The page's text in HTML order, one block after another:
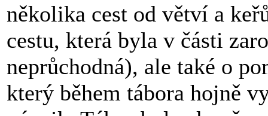
několika cest od větví a
cestu, která byla v části
neprůchodná), ale také o
který během tábora hojně